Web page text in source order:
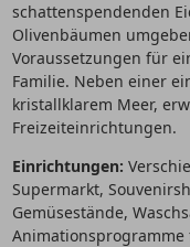
schattenspendenden
Olivenbäumen
Voraussetzungen für
Familie. Neben einer
kristallklarem Meer,
Freizeiteinrichtungen.
Einrichtungen:
Supermarkt,
Gemüsestände,